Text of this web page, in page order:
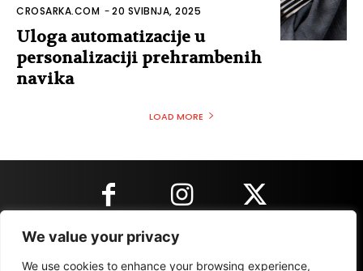
We value your privacy
We use cookies to enhance your browsing experience,
CROSARKA.COM -20 SVIBNJA, 2025
Uloga automatizacije u
personalizaciji prehrambenih
navika
LOAD MORE
KONTAKT INFORMACIJE